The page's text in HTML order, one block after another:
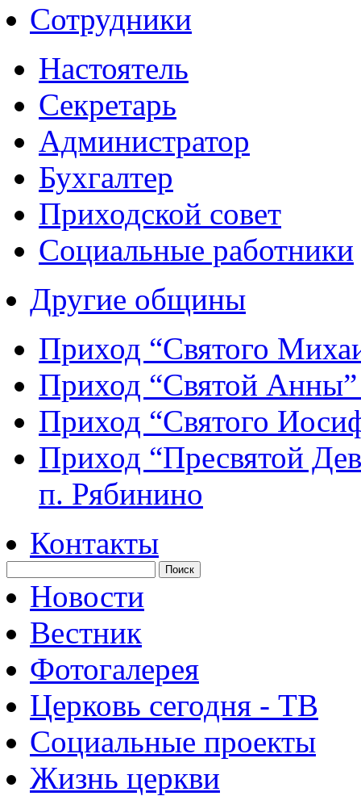
Сотрудники
Настоятель
Секретарь
Администратор
Бухгалтер
Приходской совет
Социальные работники
Другие общины
Приход “Святого
Приход “Святой
Приход “Святого
Приход “Пресвятой
п. Рябинино
Контакты
Новости
Вестник
Фотогалерея
Церковь сегодня - ТВ
Социальные проекты
Жизнь церкви